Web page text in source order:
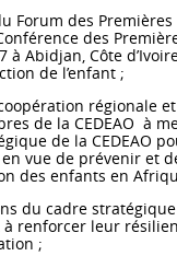
des Premières
des
Abidjan, Côte
de l’enfant ;
régionale
de la CEDEAO à
de la CEDEAO
vue de prévenir et
des enfants en
du cadre stratégique
renforcer leur
;